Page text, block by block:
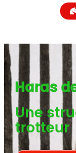
Haras
Une
trotteur